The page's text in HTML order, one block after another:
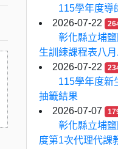
115學年度導
2026-07-22
彰化縣立埔
生訓練課程表八
2026-07-22
115學年度新
抽籤結果
2026-07-07
彰化縣立埔
度第1次代理代課